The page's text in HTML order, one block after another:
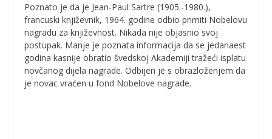
Poznato je da je Jean-Paul Sartre (1905.-1980.),
francuski književnik, 1964. godine odbio primiti Nobelovu
nagradu za književnost. Nikada nije objasnio svoj
postupak. Manje je poznata informacija da se jedanaest
godina kasnije obratio švedskoj Akademiji tražeći isplatu
novčanog dijela nagrade. Odbijen je s obrazloženjem da
je novac vraćen u fond Nobelove nagrade.